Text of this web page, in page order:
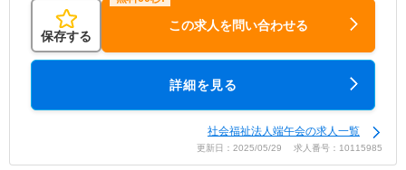
保存する
この求人を問い合わせる
詳細を見る
社会福祉法人端午会の求人一覧
更新日：2025/05/29 求人番号：10115985